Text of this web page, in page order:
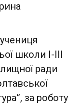
школи І-ІІІ
ради
за роботу